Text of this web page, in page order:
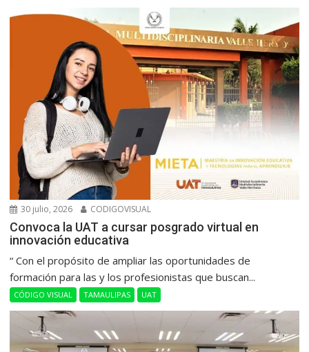
30 julio, 2026 CODIGOVISUAL
Convoca la UAT a cursar posgrado virtual en
innovación educativa
“ Con el propósito de ampliar las oportunidades de
formación para las y los profesionistas que buscan...
CÓDIGO VISUAL TAMAULIPAS UAT